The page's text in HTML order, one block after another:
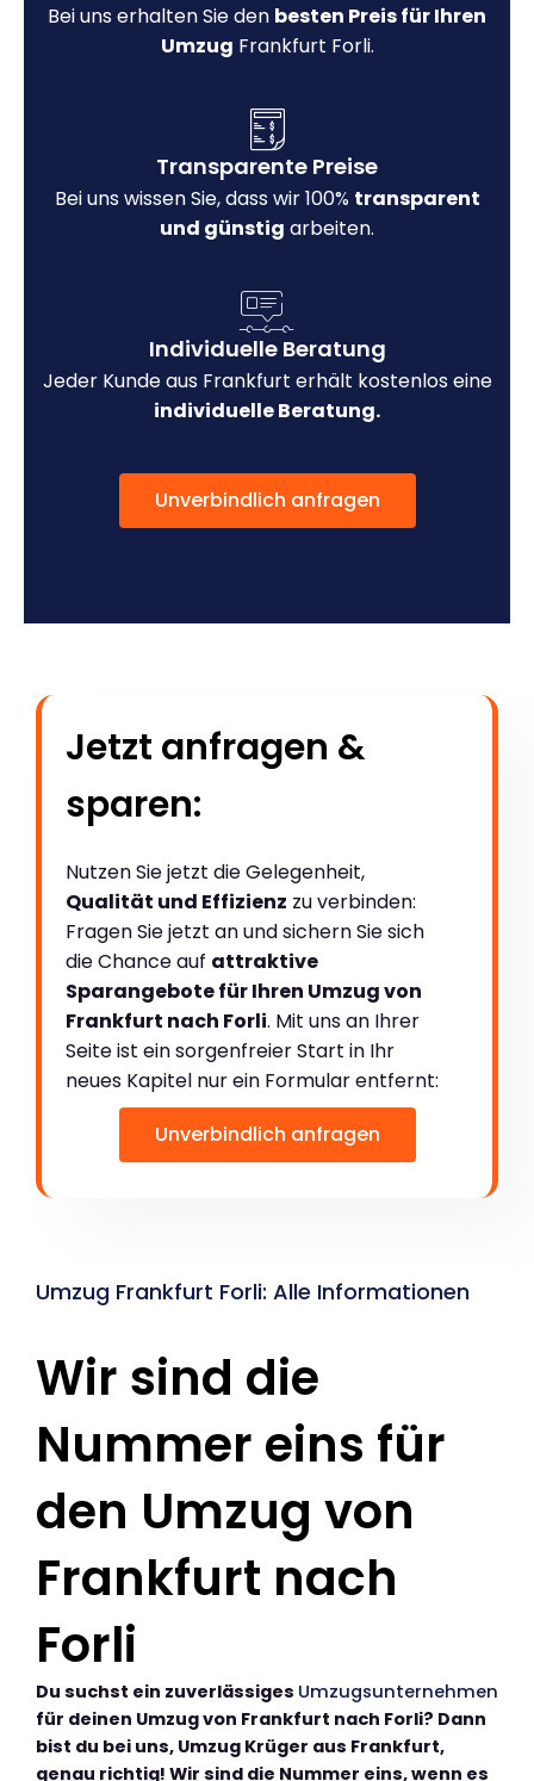
Bei uns erhalten Sie den besten Preis für Ihren
Umzug Frankfurt Forli.
Transparente Preise
Bei uns wissen Sie, dass wir 100% transparent
und günstig arbeiten.
Individuelle Beratung
Jeder Kunde aus Frankfurt erhält kostenlos eine
individuelle Beratung.
Unverbindlich anfragen
Jetzt anfragen &
sparen:
Nutzen Sie jetzt die Gelegenheit,
Qualität und Effizienz zu verbinden:
Fragen Sie jetzt an und sichern Sie sich
die Chance auf attraktive
Sparangebote für Ihren Umzug von
Frankfurt nach Forli. Mit uns an Ihrer
Seite ist ein sorgenfreier Start in Ihr
neues Kapitel nur ein Formular entfernt:
Unverbindlich anfragen
Umzug Frankfurt Forli: Alle Informationen
Wir sind die
Nummer eins für
den Umzug von
Frankfurt nach
Forli
Du suchst ein zuverlässiges Umzugsunternehmen
für deinen Umzug von Frankfurt nach Forli? Dann
bist du bei uns, Umzug Krüger aus Frankfurt,
genau richtig! Wir sind die Nummer eins, wenn es